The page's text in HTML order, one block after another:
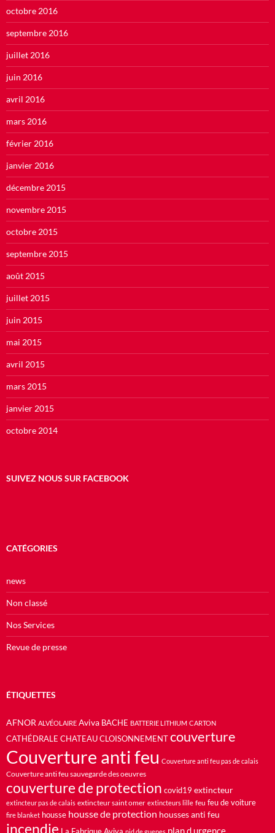
octobre 2016
septembre 2016
juillet 2016
juin 2016
avril 2016
mars 2016
février 2016
janvier 2016
décembre 2015
novembre 2015
octobre 2015
septembre 2015
août 2015
juillet 2015
juin 2015
mai 2015
avril 2015
mars 2015
janvier 2015
octobre 2014
SUIVEZ NOUS SUR FACEBOOK
CATÉGORIES
news
Non classé
Nos Services
Revue de presse
ÉTIQUETTES
AFNOR ALVÉOLAIRE Aviva BACHE BATTERIE LITHIUM CARTON
CATHÉDRALE CHATEAU CLOISONNEMENT couverture
Couverture anti feu Couverture anti feu pas de calais
Couverture anti feu sauvegarde des oeuvres
couverture de protection covid19 extincteur
extincteur pas de calais extincteur saint omer extincteurs lille feu feu de voiture
fire blanket housse housse de protection housses anti feu
incendie La Fabrique Aviva nid de guepes plan d urgence